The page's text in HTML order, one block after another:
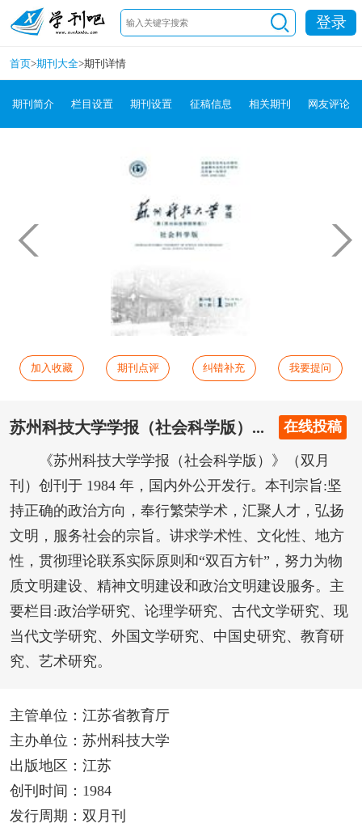
登录
首页>期刊大全>期刊详情
期刊简介 栏目设置 期刊设置 征稿信息 相关期刊 网友评论
加入收藏 期刊点评 纠错补充 我要提问
苏州科技大学学报（社会科学版）... 在线投稿
《苏州科技大学学报（社会科学版）》（双月
刊）创刊于 1984 年，国内外公开发行。本刊宗旨:坚
持正确的政治方向，奉行繁荣学术，汇聚人才，弘扬
文明，服务社会的宗旨。讲求学术性、文化性、地方
性，贯彻理论联系实际原则和“双百方针”，努力为物
质文明建设、精神文明建设和政治文明建设服务。主
要栏目:政治学研究、论理学研究、古代文学研究、现
当代文学研究、外国文学研究、中国史研究、教育研
究、艺术研究。
主管单位：江苏省教育厅
主办单位：苏州科技大学
出版地区：江苏
创刊时间：1984
发行周期：双月刊